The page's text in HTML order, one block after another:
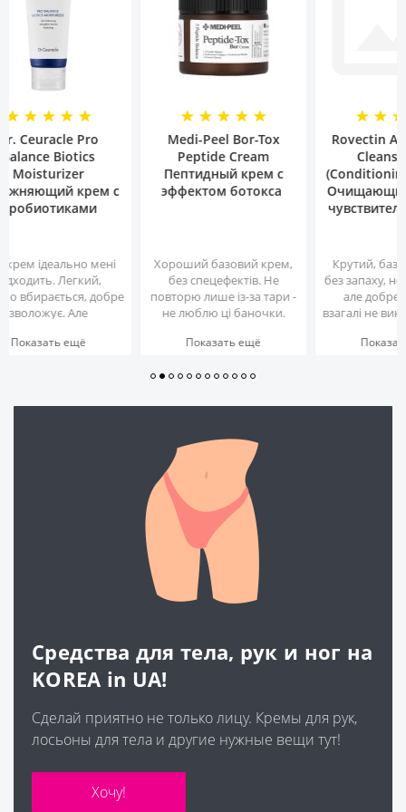
Ceuracle Pro
Biotics
Moisturizer
крем с
ідеально мені
Легкий,
вбирається, добре
зволожує. Але
в мене
Має легкий аромат,
Показать ещё
Medi-Peel Bor-Tox
Peptide Cream
Пептидный крем с
эффектом ботокса
Хороший базовий крем,
без спецефектів. Не
повторю лише із-за тари -
не люблю ці баночки.
Таке відчуття, що його
..
Показать ещё
Rovectin
(Conditioning
Очищающий
Крутий,
без запаху, не
але добре
взагалі не
був досвід
дійсно
Средства для тела, рук и ног на
KOREA in UA!
Сделай приятно не только лицу. Кремы для рук,
лосьоны для тела и другие нужные вещи тут!
Хочу!